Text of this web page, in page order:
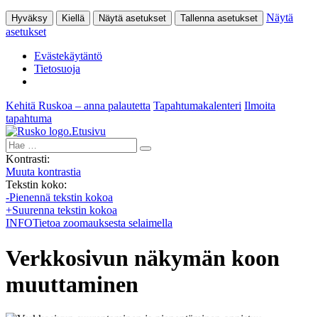
Hyväksy Kiellä Näytä asetukset Tallenna asetukset
Näytä
asetukset
Evästekäytäntö
Tietosuoja
Kehitä Ruskoa – anna palautetta Tapahtumakalenteri Ilmoita
tapahtuma
Etusivu
Hae:
Kontrasti:
Muuta kontrastia
Tekstin koko:
-Pienennä tekstin kokoa
+Suurenna tekstin kokoa
INFOTietoa zoomauksesta selaimella
Verkkosivun näkymän koon
muuttaminen